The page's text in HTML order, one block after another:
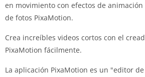
en movimiento con efectos de
de fotos PixaMotion.
Crea increíbles videos cortos con el
PixaMotion fácilmente.
La aplicación PixaMotion es un "editor